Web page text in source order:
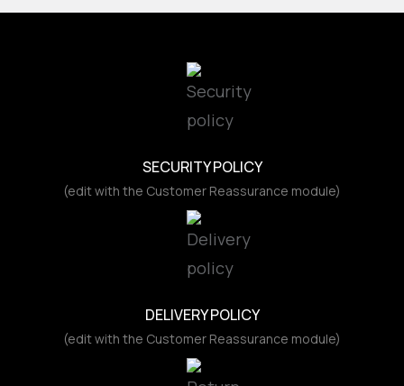
SECURITY POLICY
(edit with the Customer Reassurance module)
DELIVERY POLICY
(edit with the Customer Reassurance module)